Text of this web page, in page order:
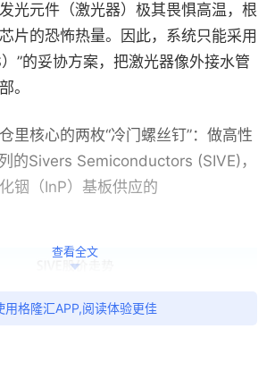
光元件（激光器）极其畏惧高温，根
片的恐怖热量。因此，系统只能采用
）”的妥协方案，把激光器像外接水管
。
里核心的两枚“冷门螺丝钉”：做高性
的Sivers Semiconductors (SIVE) ，
铟（InP）基板供应的
查看全文
用格隆汇APP,阅读体验更佳